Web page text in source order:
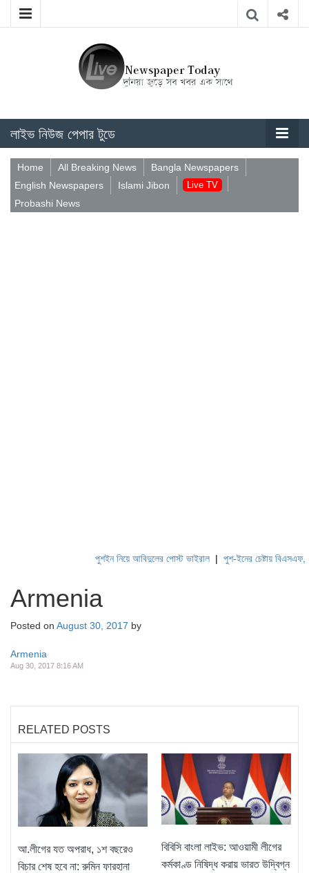
লাইভ নিউজ পেপার টুডে
Home All Breaking News
Bangla Newspapers
English Newspapers
Islami Jibon Live TV
Probashi News
পুশইন নিয়ে আবিদুলের পোস্ট ভাইরাল|পুশ-ইনের চেষ্টায় বিএসএফ, পণ্ড
Armenia
Posted on August 30, 2017 by
Armenia
Aug 30, 2017 8:16 AM
RELATED POSTS
আ.লীগের যত অপরাধ, ১শ বছরেও
বিচার শেষ হবে না: রুমিন ফারহানা
বিবিসি বাংলা লাইভ: আওয়ামী লীগের
কর্মকাণ্ড নিষিদ্ধ করায় ভারত উদ্বিগ্ন